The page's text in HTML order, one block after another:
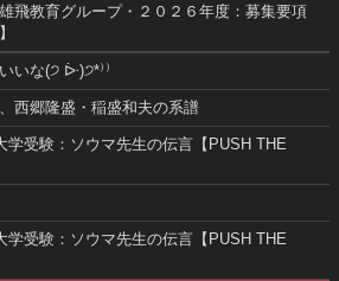
飛教育グループ・２０２６年度：募集要項
いな(੭ ᐕ)੭*⁾⁾
西郷隆盛・稲盛和夫の系譜
学受験：ソウマ先生の伝言【PUSH THE
学受験：ソウマ先生の伝言【PUSH THE